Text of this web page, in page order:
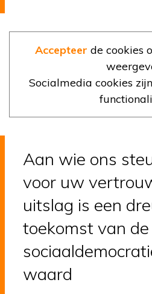
Accepteer de cookies
Socialmedia cookies
Aan wie ons
voor uw
uitslag is een
toekomst van de
waard